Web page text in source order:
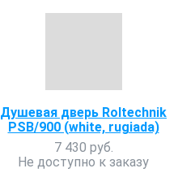
Душевая дверь Roltechnik
PSB/900 (white, rugiada)
7 430 руб.
Не доступно к заказу